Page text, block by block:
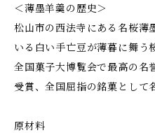
＜薄墨羊羹の歴史＞
松山市の西法寺にある名桜薄
いる白い手亡豆が薄暮に舞う
全国菓子大博覧会で最高の名
受賞、全国屈指の銘菓として
原材料